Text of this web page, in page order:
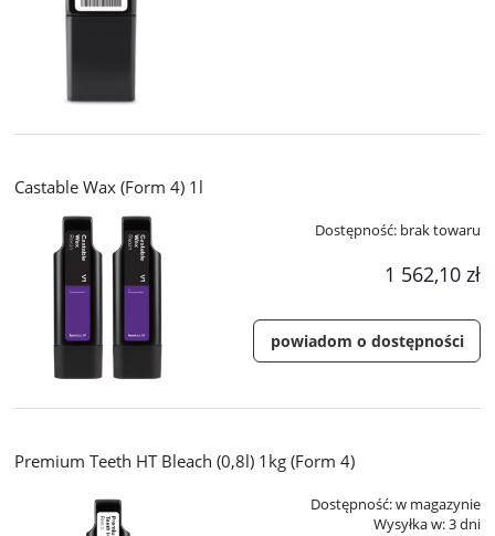
Castable Wax (Form 4) 1l
Dostępność: brak towaru
1 562,10 zł
powiadom o dostępności
Premium Teeth HT Bleach (0,8l) 1kg (Form 4)
Dostępność:w magazynie
Wysyłka w:3 dni